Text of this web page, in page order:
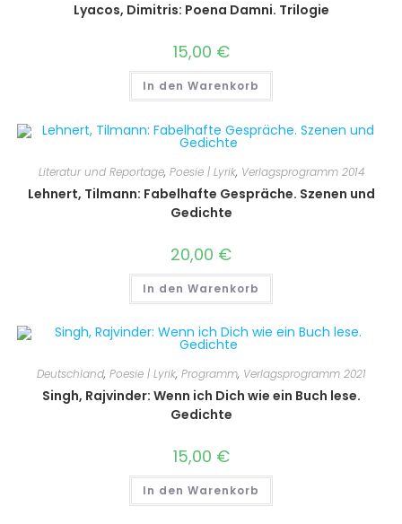
Lyacos, Dimitris: Poena Damni. Trilogie
15,00 €
In den Warenkorb
Literatur und Reportage, Poesie | Lyrik, Verlagsprogramm 2014
Lehnert, Tilmann: Fabelhafte Gespräche. Szenen und
Gedichte
20,00 €
In den Warenkorb
Deutschland, Poesie | Lyrik, Programm, Verlagsprogramm 2021
Singh, Rajvinder: Wenn ich Dich wie ein Buch lese.
Gedichte
15,00 €
In den Warenkorb